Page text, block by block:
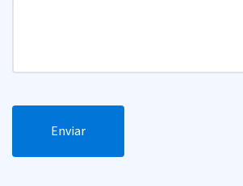
Enviar